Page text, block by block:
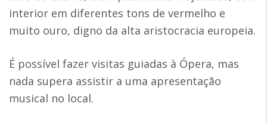
interior em diferentes tons de vermelho e
muito ouro, digno da alta aristocracia europeia.
É possível fazer visitas guiadas à Ópera, mas
nada supera assistir a uma apresentação
musical no local.